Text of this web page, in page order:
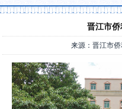
晋江市侨
来源：晋江市